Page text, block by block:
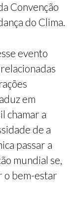
Convenção
do Clima.
evento
em
chamar a
de a
passar a
mundial se,
o bem-estar